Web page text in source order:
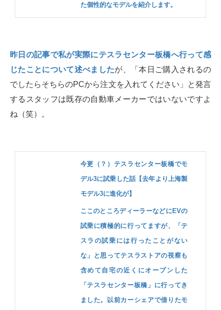
た個性的なモデルを紹介します。
昨日の記事で私が実際にテスラセンター板橋へ行って感
じたことについて述べましたが、「本日ご購入されるの
でしたらそちらのPCから注文を入れてください」と発言
するスタッフは既存の自動車メーカーではいないですよ
ね（笑）。
今更（？）テスラセンター板橋でモ
デル3に試乗した話【去年より上海製
モデル3に進化が】
ここのところディーラーなどにEVの
試乗に積極的に行ってますが、「テ
スラの試乗には行ったことがない
な」と思ってテスラストアの視察も
含めて自宅の近くにオープンした
「テスラセンター板橋」に行ってき
ました。以前カーシェアで借りたモ